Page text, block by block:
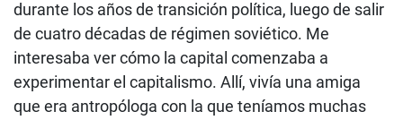
durante los años de transición política, luego de salir
de cuatro décadas de régimen soviético. Me
interesaba ver cómo la capital comenzaba a
experimentar el capitalismo. Allí, vivía una amiga
que era antropóloga con la que teníamos muchas